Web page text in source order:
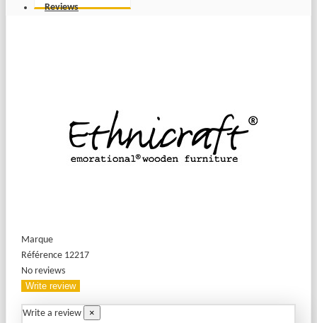
Reviews
Marque
Référence 12217
No reviews
Write review
Write a review
×